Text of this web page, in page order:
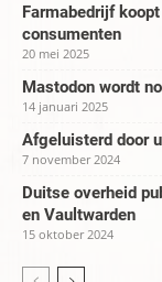
Farmabedrijf
consumenten
20 mei 2025
Mastodon wordt
14 januari 2025
Afgeluisterd door
7 november 2024
Duitse overheid
en Vaultwarden
15 oktober 2024